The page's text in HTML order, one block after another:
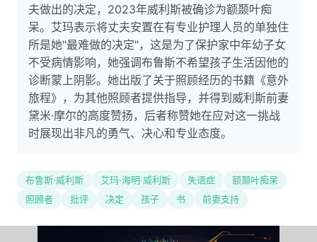
夫做出的决定，2023年威利斯被确诊为额颞叶痴
呆。艾玛表示将丈夫安置在有专业护理人员的单独住
所是她"最难做的决定"，这是为了保护家中年幼子女
不受病情影响，她强调布鲁斯不希望孩子生活因他的
诊断蒙上阴影。她出版了关于照顾经历的书籍《意外
旅程》，为其他照顾者提供指导，并得到威利斯前妻
黛米·摩尔的高度赞扬，后者称赞她在应对这一挑战
时展现出非凡的勇气、决心和专业态度。
布鲁斯·威利斯 艾玛·海明·威利斯 失语症
额颞叶痴呆
照顾者
批评 决定 孩子 书 前妻支持